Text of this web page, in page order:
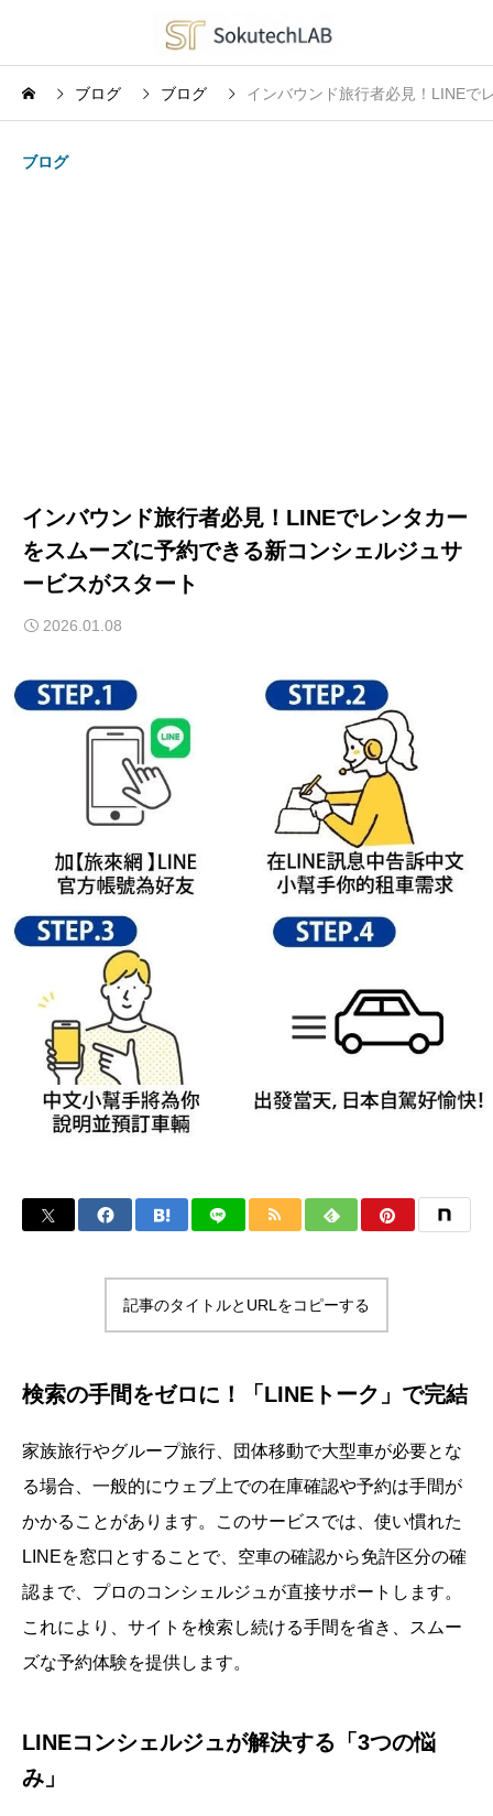
ブログ ブログ インバウンド旅行者必見！LINEで
ブログ
インバウンド旅行者必見！LINEでレンタカー
をスムーズに予約できる新コンシェルジュサ
ービスがスタート
2026.01.08
記事のタイトルとURLをコピーする
検索の手間をゼロに！「LINEトーク」で完結
家族旅行やグループ旅行、団体移動で大型車が必要とな
る場合、一般的にウェブ上での在庫確認や予約は手間が
かかることがあります。このサービスでは、使い慣れた
LINEを窓口とすることで、空車の確認から免許区分の確
認まで、プロのコンシェルジュが直接サポートします。
これにより、サイトを検索し続ける手間を省き、スムー
ズな予約体験を提供します。
LINEコンシェルジュが解決する「3つの悩
み」